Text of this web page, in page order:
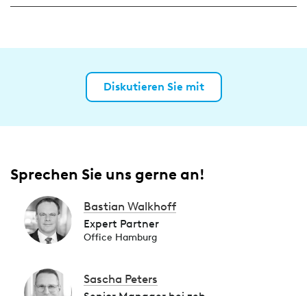
Diskutieren Sie mit
Sprechen Sie uns gerne an!
Bastian Walkhoff
Expert Partner
Office Hamburg
Sascha Peters